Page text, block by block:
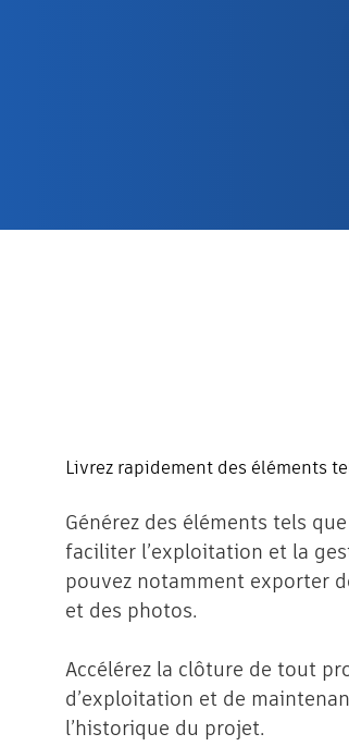
Livrez rapidement des éléments
Générez des éléments tels
faciliter l’exploitation et la
pouvez notamment exporter
et des photos.
Accélérez la clôture de tout
d’exploitation et de
l’historique du projet.